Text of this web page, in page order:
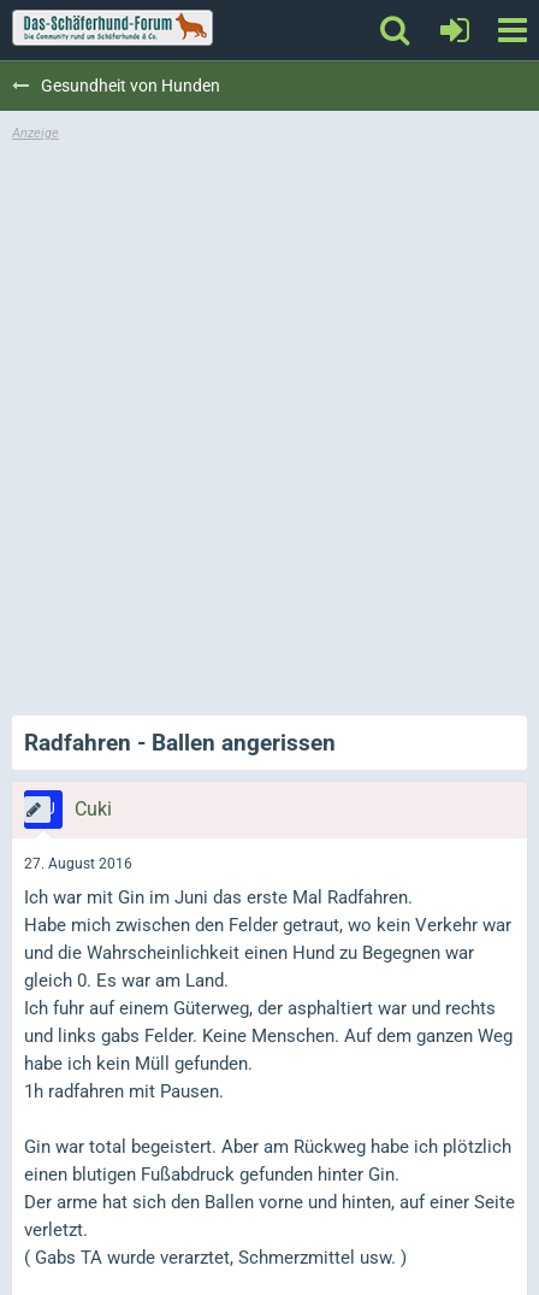
Gesundheit von Hunden
Radfahren - Ballen angerissen
Cuki
27. August 2016
Ich war mit Gin im Juni das erste Mal Radfahren.
Habe mich zwischen den Felder getraut, wo kein Verkehr war
und die Wahrscheinlichkeit einen Hund zu Begegnen war
gleich 0. Es war am Land.
Ich fuhr auf einem Güterweg, der asphaltiert war und rechts
und links gabs Felder. Keine Menschen. Auf dem ganzen Weg
habe ich kein Müll gefunden.
1h radfahren mit Pausen.
Gin war total begeistert. Aber am Rückweg habe ich plötzlich
einen blutigen Fußabdruck gefunden hinter Gin.
Der arme hat sich den Ballen vorne und hinten, auf einer Seite
verletzt.
( Gabs TA wurde verarztet, Schmerzmittel usw. )